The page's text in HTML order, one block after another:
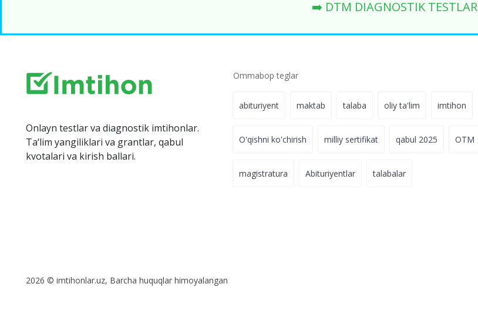
➡️ DTM DIAGNOSTIK TESTLAR
Onlayn testlar va diagnostik imtihonlar.
Ta‘lim yangiliklari va grantlar, qabul
kvotalari va kirish ballari.
Ommabop teglar
abituriyent maktab talaba oliy ta'lim imtihon
O'qishni ko'chirish milliy sertifikat qabul 2025 OTM
magistratura Abituriyentlar talabalar
2026 © imtihonlar.uz, Barcha huquqlar himoyalangan